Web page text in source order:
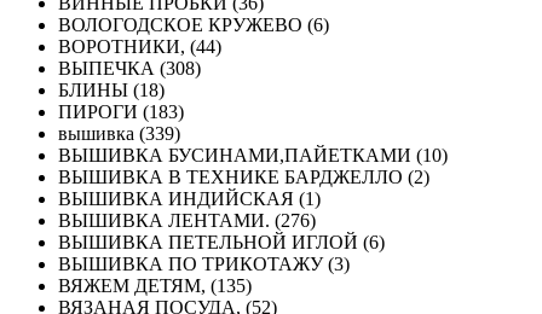
ВОЛОГОДСКОЕ КРУЖЕВО (6)
ВОРОТНИКИ, (44)
ВЫПЕЧКА (308)
БЛИНЫ (18)
ПИРОГИ (183)
вышивка (339)
ВЫШИВКА БУСИНАМИ,ПАЙЕТКАМИ (10)
ВЫШИВКА В ТЕХНИКЕ БАРДЖЕЛЛО (2)
ВЫШИВКА ИНДИЙСКАЯ (1)
ВЫШИВКА ЛЕНТАМИ. (276)
ВЫШИВКА ПЕТЕЛЬНОЙ ИГЛОЙ (6)
ВЫШИВКА ПО ТРИКОТАЖУ (3)
ВЯЖЕМ ДЕТЯМ, (135)
ВЯЗАНАЯ ПОСУДА, (52)